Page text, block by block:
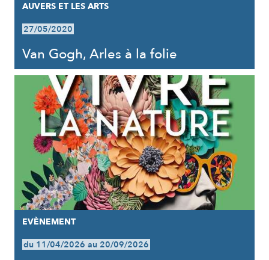
AUVERS ET LES ARTS
27/05/2020
Van Gogh, Arles à la folie
EVÈNEMENT
du 11/04/2026 au 20/09/2026